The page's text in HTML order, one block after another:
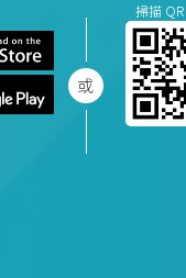
掃描